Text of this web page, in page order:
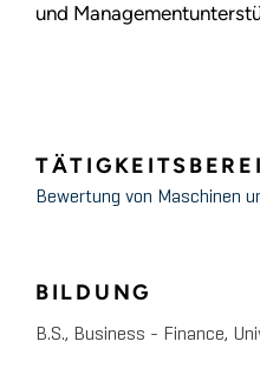
und
Bewertung von Maschinen
BILDUNG
B.S., Business - Finance,